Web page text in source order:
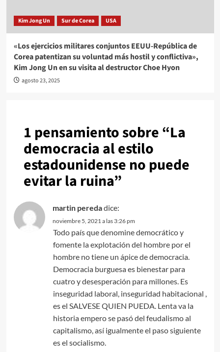
Kim Jong Un Sur de Corea USA
«Los ejercicios militares conjuntos EEUU-República de
Corea patentizan su voluntad más hostil y conflictiva»,
Kim Jong Un en su visita al destructor Choe Hyon
agosto 23, 2025
1 pensamiento sobre “La
democracia al estilo
estadounidense no puede
evitar la ruina”
martin peredadice:
noviembre 5, 2021 a las 3:26 pm
Todo país que denomine democrático y
fomente la explotación del hombre por el
hombre no tiene un ápice de democracia.
Democracia burguesa es bienestar para
cuatro y desesperación para millones. Es
inseguridad laboral, inseguridad habitacional ,
es el SALVESE QUIEN PUEDA. Lenta va la
historia empero se pasó del feudalismo al
capitalismo, así igualmente el paso siguiente
es el socialismo.